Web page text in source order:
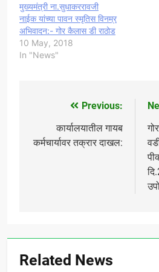
मुख्यमंत्री ना.सुधाकररावजी
नाईक यांच्या पावन स्मृतिस विनम्र
अभिवादन:- गोर कैलास डी राठोड
10 May, 2018
In "News"
navigation
Previous:
कार्यालयातील गायब
कर्मचार्यावर तक्रार दाखल:
Related News